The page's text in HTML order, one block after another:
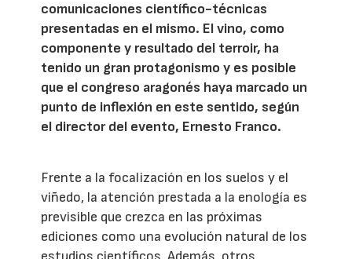
comunicaciones científico-técnicas
presentadas en el mismo. El vino, como
componente y resultado del terroir, ha
tenido un gran protagonismo y es posible
que el congreso aragonés haya marcado un
punto de inflexión en este sentido, según
el director del evento, Ernesto Franco.
Frente a la focalización en los suelos y el
viñedo, la atención prestada a la enología es
previsible que crezca en las próximas
ediciones como una evolución natural de los